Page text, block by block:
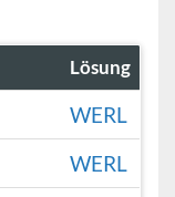
Lösung
WERL
WERL